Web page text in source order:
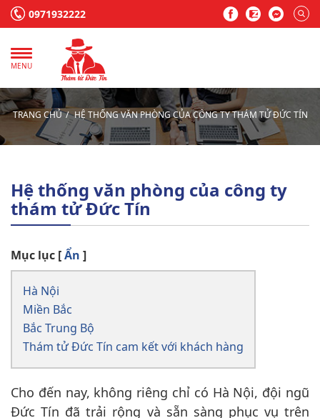
0971932222
MENU
TRANG CHỦ HỆ THỐNG VĂN PHÒNG CỦA CÔNG TY THÁM TỬ ĐỨC TÍN
Hệ thống văn phòng của công ty
thám tử Đức Tín
Mục lục [Ẩn ]
Hà Nội
Miền Bắc
Bắc Trung Bộ
Thám tử Đức Tín cam kết với khách hàng
Cho đến nay, không riêng chỉ có Hà Nội, đội ngũ
Đức Tín đã trải rộng và sẵn sàng phục vụ trên